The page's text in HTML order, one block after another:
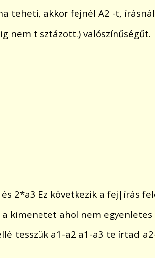
teheti, akkor fejnél A2 -t,
nem tisztázott,) valószínűségűt.
2*a3 Ez következik a fej|írás
kimenetet ahol nem egyenletes
tesszük a1-a2 a1-a3 te írtad